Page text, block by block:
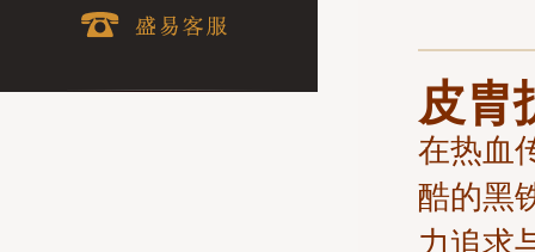
皮胄
在热血
酷的黑
力追求